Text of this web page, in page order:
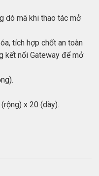
dò mã khi thao tác mở
tích hợp chốt an toàn
kết nối Gateway để mở
x 20 (dày).